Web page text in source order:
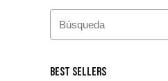
Best Sellers